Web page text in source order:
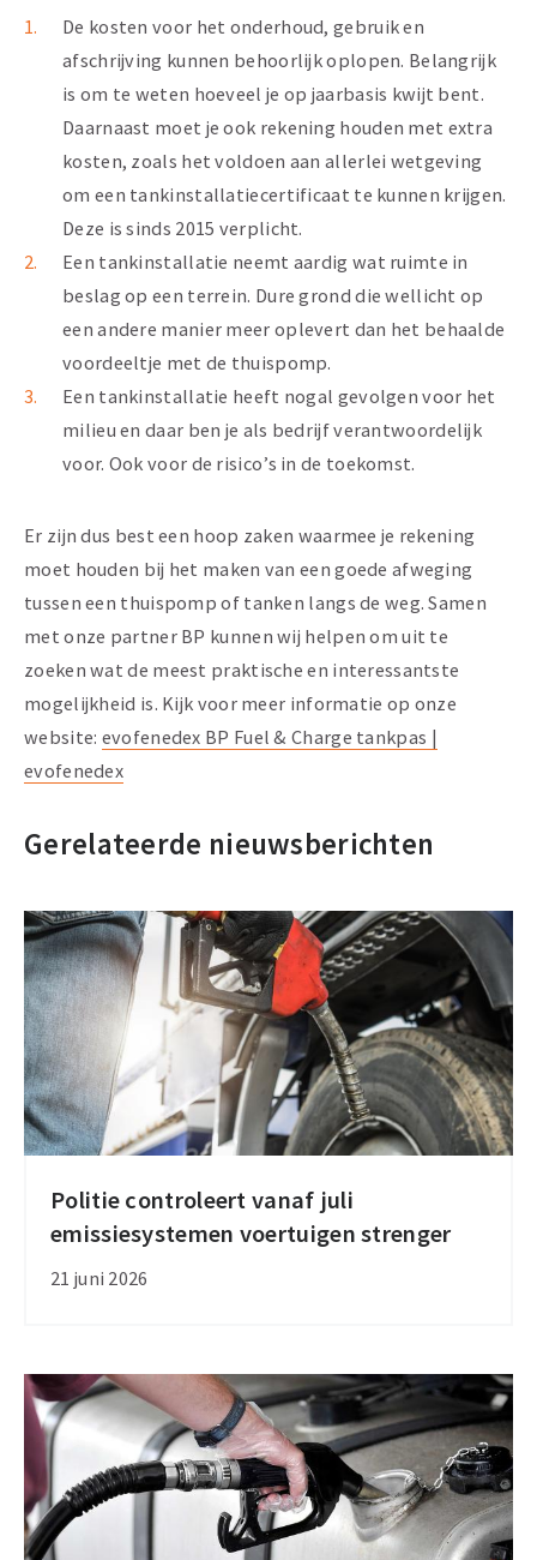
De kosten voor het onderhoud, gebruik en
afschrijving kunnen behoorlijk oplopen. Belangrijk
is om te weten hoeveel je op jaarbasis kwijt bent.
Daarnaast moet je ook rekening houden met extra
kosten, zoals het voldoen aan allerlei wetgeving
om een tankinstallatiecertificaat te kunnen krijgen.
Deze is sinds 2015 verplicht.
Een tankinstallatie neemt aardig wat ruimte in
beslag op een terrein. Dure grond die wellicht op
een andere manier meer oplevert dan het behaalde
voordeeltje met de thuispomp.
Een tankinstallatie heeft nogal gevolgen voor het
milieu en daar ben je als bedrijf verantwoordelijk
voor. Ook voor de risico’s in de toekomst.
Er zijn dus best een hoop zaken waarmee je rekening
moet houden bij het maken van een goede afweging
tussen een thuispomp of tanken langs de weg. Samen
met onze partner BP kunnen wij helpen om uit te
zoeken wat de meest praktische en interessantste
mogelijkheid is. Kijk voor meer informatie op onze
website: evofenedex BP Fuel & Charge tankpas |
evofenedex
Gerelateerde nieuwsberichten
Politie controleert vanaf juli
emissiesystemen voertuigen strenger
21 juni 2026
Politie
controleert
vanaf
voertuigen
strenger